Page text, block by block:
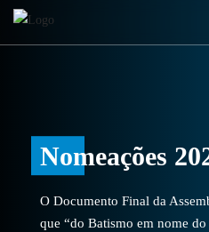
Nomeações
O Documento Final da
que “do Batismo em nome